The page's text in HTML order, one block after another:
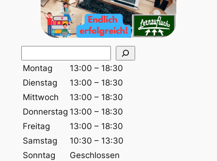
u
c
e
n
Montag
13:00 – 18:30
Dienstag
13:00 – 18:30
Mittwoch
13:00 – 18:30
Donnerstag 13:00 – 18:30
Freitag
13:00 – 18:30
Samstag
10:30 – 13:30
Sonntag
Geschlossen